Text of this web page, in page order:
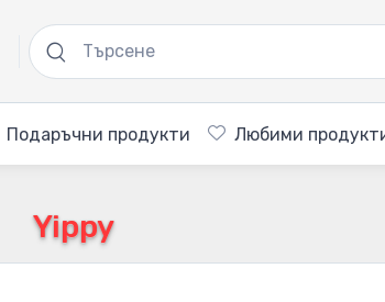
Подаръчни продукти Любими
Yippy